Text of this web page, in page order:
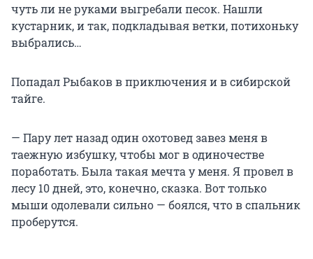
чуть ли не руками выгребали песок. Нашли
кустарник, и так, подкладывая ветки, потихоньку
выбрались…
Попадал Рыбаков в приключения и в сибирской
тайге.
— Пару лет назад один охотовед завез меня в
таежную избушку, чтобы мог в одиночестве
поработать. Была такая мечта у меня. Я провел в
лесу 10 дней, это, конечно, сказка. Вот только
мыши одолевали сильно — боялся, что в спальник
проберутся.